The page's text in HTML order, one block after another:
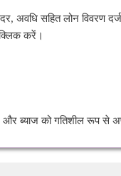
अवधि सहित लोन विवरण
करें।
ब्याज को गतिशील रूप से